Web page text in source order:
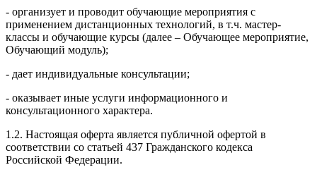
- организует и проводит обучающие мероприятия с
применением дистанционных технологий, в т.ч. мастер-
классы и обучающие курсы (далее – Обучающее мероприятие,
Обучающий модуль);
- дает индивидуальные консультации;
- оказывает иные услуги информационного и
консультационного характера.
1.2. Настоящая оферта является публичной офертой в
соответствии со статьей 437 Гражданского кодекса
Российской Федерации.